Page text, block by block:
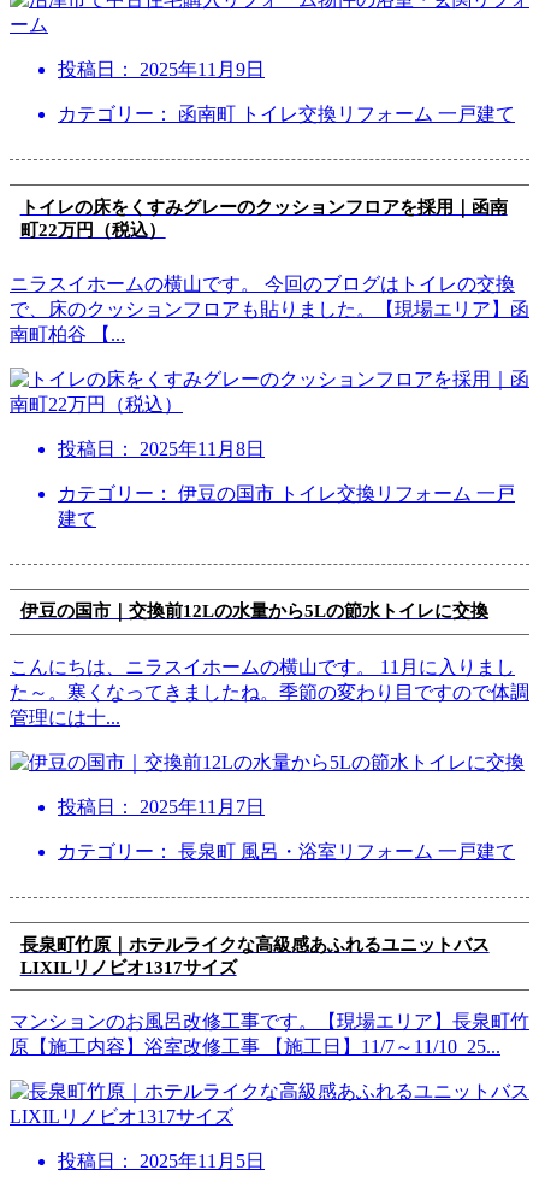
投稿日： 2025年11月9日
カテゴリー： 函南町 トイレ交換リフォーム 一戸建て
トイレの床をくすみグレーのクッションフロアを採用｜函南
町22万円（税込）
ニラスイホームの横山です。 今回のブログはトイレの交換
で、床のクッションフロアも貼りました。【現場エリア】函
南町柏谷 【 ...
投稿日： 2025年11月8日
カテゴリー： 伊豆の国市 トイレ交換リフォーム 一戸
建て
伊豆の国市｜交換前12Lの水量から5Lの節水トイレに交換
こんにちは、ニラスイホームの横山です。 11月に入りまし
た～。寒くなってきましたね。季節の変わり目ですので体調
管理には十...
投稿日： 2025年11月7日
カテゴリー： 長泉町 風呂・浴室リフォーム 一戸建て
長泉町竹原｜ホテルライクな高級感あふれるユニットバス
LIXILリノビオ1317サイズ
マンションのお風呂改修工事です。【現場エリア】長泉町竹
原【施工内容】浴室改修工事 【施工日】11/7～11/10 25...
投稿日： 2025年11月5日